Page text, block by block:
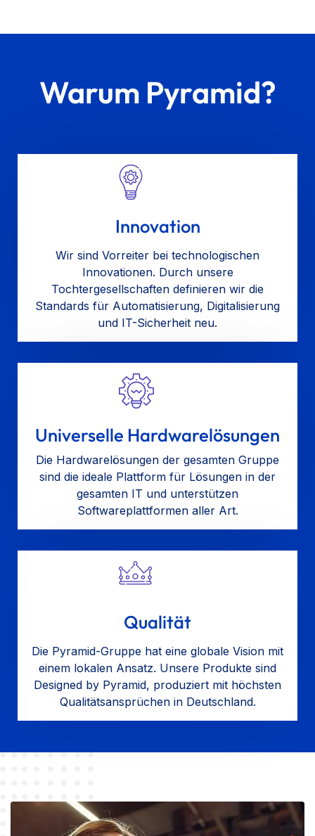
Warum Pyramid?
Innovation
Wir sind Vorreiter bei technologischen
Innovationen. Durch unsere
Tochtergesellschaften definieren wir die
Standards für Automatisierung, Digitalisierung
und IT-Sicherheit neu.
Universelle Hardwarelösungen
Die Hardwarelösungen der gesamten Gruppe
sind die ideale Plattform für Lösungen in der
gesamten IT und unterstützen
Softwareplattformen aller Art.
Qualität
Die Pyramid-Gruppe hat eine globale Vision mit
einem lokalen Ansatz. Unsere Produkte sind
Designed by Pyramid, produziert mit höchsten
Qualitätsansprüchen in Deutschland.